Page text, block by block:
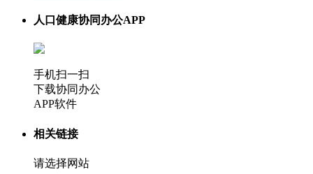
人口健康协同办公APP
手机扫一扫
下载协同办公
APP软件
相关链接
请选择网站